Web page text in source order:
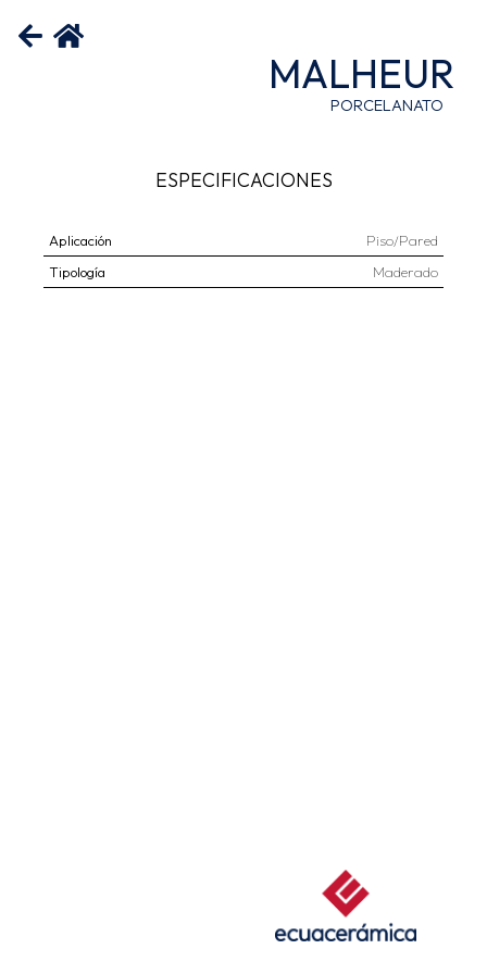
MALHEUR
PORCELANATO
ESPECIFICACIONES
Aplicación
Piso/Pared
Tipología
Maderado